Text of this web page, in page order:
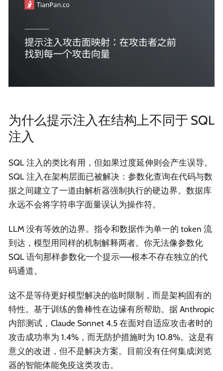
为什么提示注入在结构上不同于 SQL
注入
SQL 注入的类比有用，但如果过度延伸则会产生误导。
SQL 注入在架构层面已被解决：参数化查询在代码与数
据之间建立了一道由解析器强制执行的硬边界。数据库
永远不会将字符串字面量误认为操作符。
LLM 没有等效的边界。指令和数据作为单一的 token 流
到达，模型用同样的机制解释两者。你无法像参数化
SQL 语句那样参数化一个提示——根本不存在独立的代
码通道。
这不是等待更好模型解决的临时限制，而是架构固有的
特性。基于训练的鲁棒性在边缘有所帮助。据 Anthropic
内部测试，Claude Sonnet 4.5 在面对自适应攻击者时的
攻击成功率为 1.4%，而无防护措施时为 10.8%。这是有
意义的改进，但不是解决方案。目前没有任何集成浏览
器的智能体能免疫这类攻击。